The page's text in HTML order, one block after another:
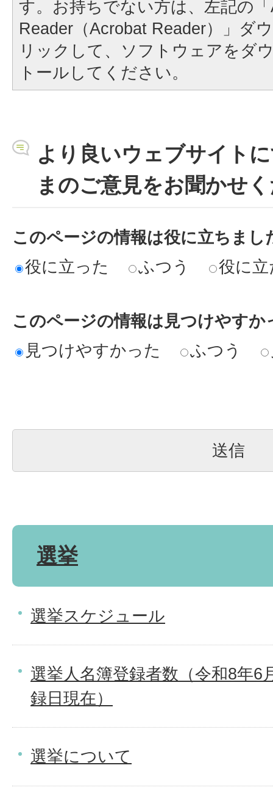
す。お持ちでない方は、左記の
Reader（Acrobat Reader）」ダ
リックして、ソフトウェアをダ
トールしてください。
より良いウェブサイト
まのご意見をお聞かせ
このページの情報は役に立ちまし
役に立った
ふつう 役に
このページの情報は見つけやすか
見つけやすかった
ふつう
選挙
選挙スケジュール
選挙人名簿登録者数（令和8年6
録日現在）
選挙について